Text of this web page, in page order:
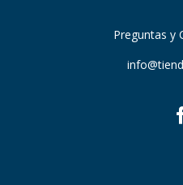
Preguntas y